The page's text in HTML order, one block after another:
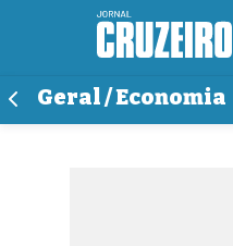
Geral / Economia